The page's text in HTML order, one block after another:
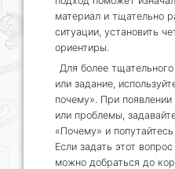
материал и тщательно
ситуации, установить
ориентиры.
Для более
или задание,
почему». При
или проблемы,
«Почему» и попутайтесь
Если задать этот
можно добраться до